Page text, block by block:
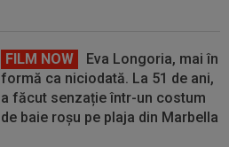
FILM NOW
Eva Longoria, mai în
formă ca niciodată. La 51 de ani,
a făcut senzație într-un costum
de baie roșu pe plaja din Marbella